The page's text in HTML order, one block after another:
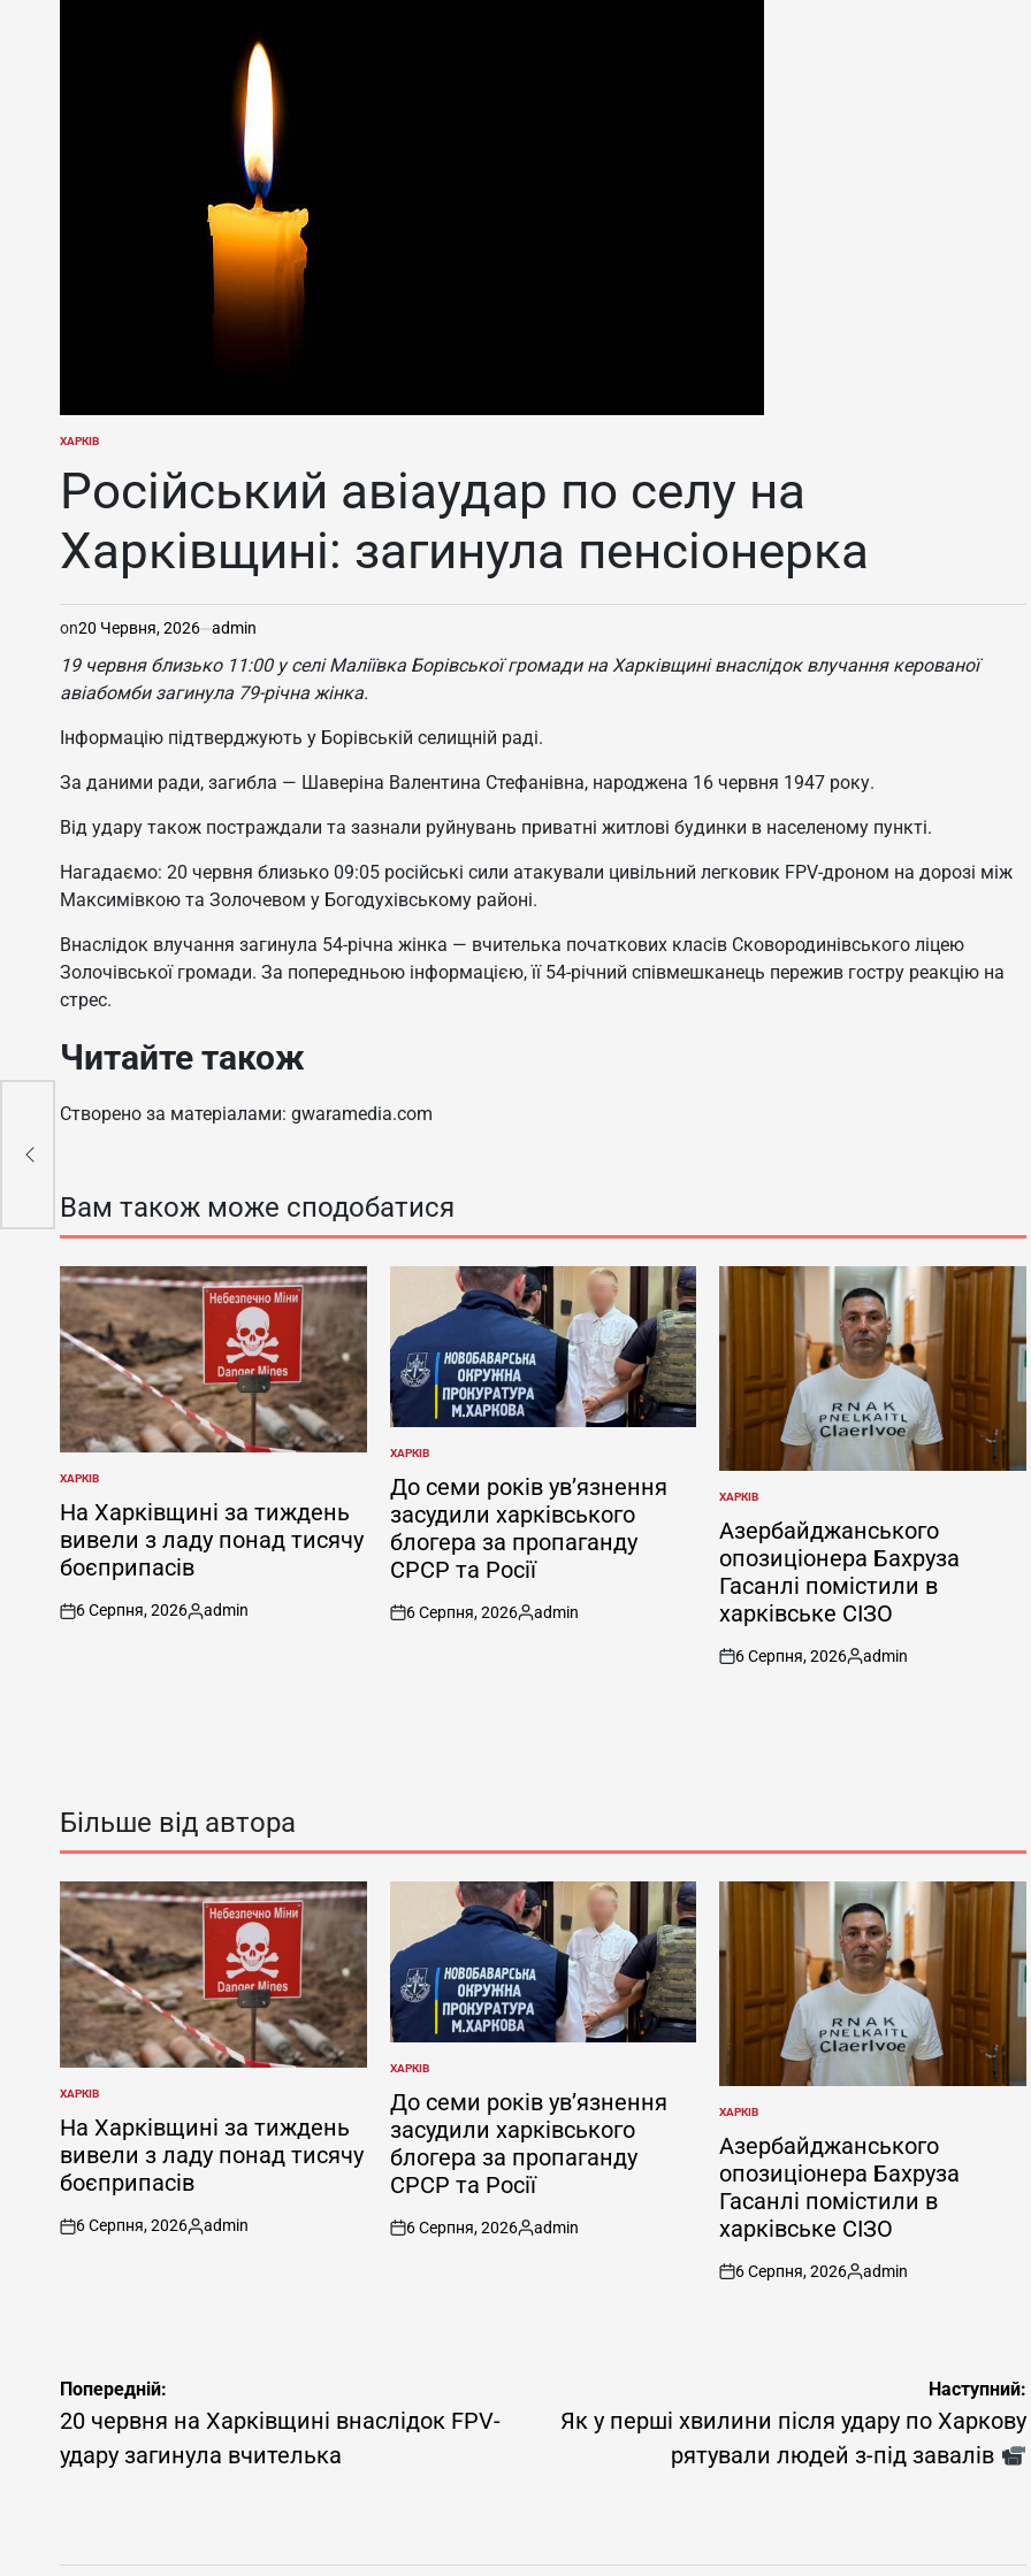
ОПУБЛІКУВАТИ
ХАРКІВ
Російський авіаудар по селу на
Харківщині: загинула пенсіонерка
on20 Червня, 2026 admin
19 червня близько 11:00 у селі Маліївка Борівської громади на Харківщині внаслідок влучання керованої
авіабомби загинула 79-річна жінка.
Інформацію підтверджують у Борівській селищній раді.
За даними ради, загибла — Шаверіна Валентина Стефанівна, народжена 16 червня 1947 року.
Від удару також постраждали та зазнали руйнувань приватні житлові будинки в населеному пункті.
Нагадаємо: 20 червня близько 09:05 російські сили атакували цивільний легковик FPV-дроном на дорозі між
Максимівкою та Золочевом у Богодухівському районі.
Внаслідок влучання загинула 54-річна жінка — вчителька початкових класів Сковородинівського ліцею
Золочівської громади. За попередньою інформацією, її 54-річний співмешканець пережив гостру реакцію на
стрес.
Читайте також
Створено за матеріалами: gwaramedia.com
Вам також може сподобатися
ОПУБЛІКУВАТИ
У
ХАРКІВ
На Харківщині за тиждень
вивели з ладу понад тисячу
боєприпасів
on
6 Серпня, 2026
Опубліковано
admin
ОПУБЛІКУВАТИ
У
ХАРКІВ
До семи років ув’язнення
засудили харківського
блогера за пропаганду
СРСР та Росії
on
6 Серпня, 2026
Опубліковано
admin
ОПУБЛІКУВАТИ
У
ХАРКІВ
Азербайджанського
опозиціонера Бахруза
Гасанлі помістили в
харківське СІЗО
on
6 Серпня, 2026
Опубліковано
admin
Більше від автора
ОПУБЛІКУВАТИ
У
ХАРКІВ
На Харківщині за тиждень
вивели з ладу понад тисячу
боєприпасів
on
6 Серпня, 2026
Опубліковано
admin
ОПУБЛІКУВАТИ
У
ХАРКІВ
До семи років ув’язнення
засудили харківського
блогера за пропаганду
СРСР та Росії
on
6 Серпня, 2026
Опубліковано
admin
ОПУБЛІКУВАТИ
У
ХАРКІВ
Азербайджанського
опозиціонера Бахруза
Гасанлі помістили в
харківське СІЗО
on
6 Серпня, 2026
Опубліковано
admin
Навігація
записів
Попередній:
20 червня на Харківщині внаслідок FPV-
удару загинула вчителька
Наступний:
Як у перші хвилини після удару по Харкову
рятували людей з-під завалів